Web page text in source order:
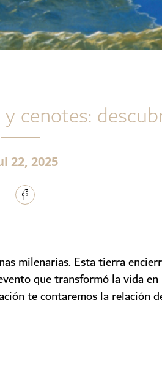
cenotes:
22, 2025
milenarias. Esta tierra
que transformó la vida
te contaremos la relación